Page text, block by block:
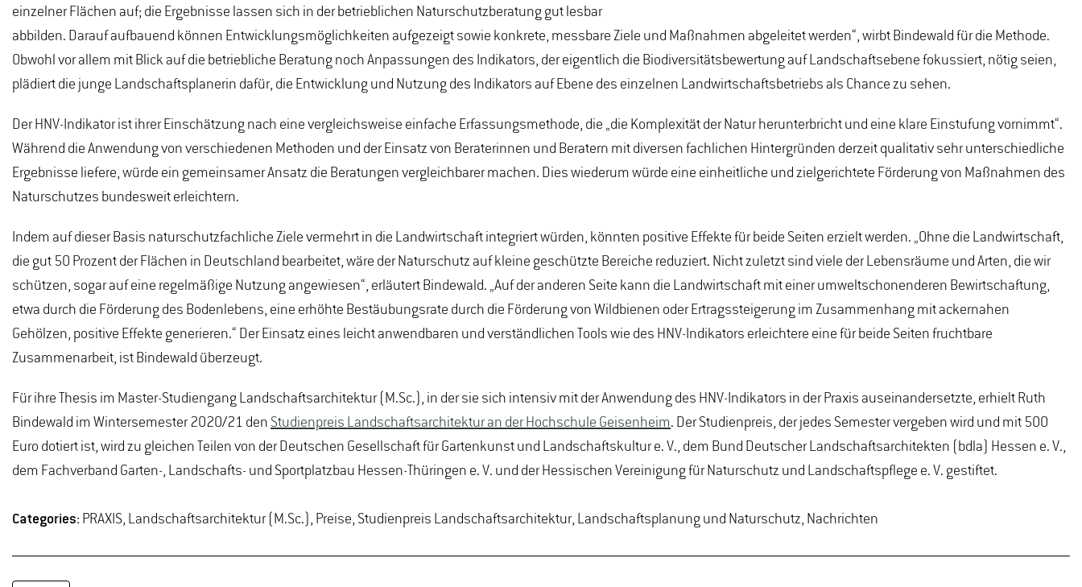
einzelner Flächen auf; die Ergebnisse lassen sich in der betrieblichen Naturschutzberatung gut lesbar
abbilden. Darauf aufbauend können Entwicklungsmöglichkeiten aufgezeigt sowie konkrete, messbare Ziele und Maßnahmen abgeleitet werden“, wirbt Bindewald für die Methode.
Obwohl vor allem mit Blick auf die betriebliche Beratung noch Anpassungen des Indikators, der eigentlich die Biodiversitätsbewertung auf Landschaftsebene fokussiert, nötig seien,
plädiert die junge Landschaftsplanerin dafür, die Entwicklung und Nutzung des Indikators auf Ebene des einzelnen Landwirtschaftsbetriebs als Chance zu sehen.
Der HNV-Indikator ist ihrer Einschätzung nach eine vergleichsweise einfache Erfassungsmethode, die „die Komplexität der Natur herunterbricht und eine klare Einstufung vornimmt“.
Während die Anwendung von verschiedenen Methoden und der Einsatz von Beraterinnen und Beratern mit diversen fachlichen Hintergründen derzeit qualitativ sehr unterschiedliche
Ergebnisse liefere, würde ein gemeinsamer Ansatz die Beratungen vergleichbarer machen. Dies wiederum würde eine einheitliche und zielgerichtete Förderung von Maßnahmen des
Naturschutzes bundesweit erleichtern.
Indem auf dieser Basis naturschutzfachliche Ziele vermehrt in die Landwirtschaft integriert würden, könnten positive Effekte für beide Seiten erzielt werden. „Ohne die Landwirtschaft,
die gut 50 Prozent der Flächen in Deutschland bearbeitet, wäre der Naturschutz auf kleine geschützte Bereiche reduziert. Nicht zuletzt sind viele der Lebensräume und Arten, die wir
schützen, sogar auf eine regelmäßige Nutzung angewiesen“, erläutert Bindewald. „Auf der anderen Seite kann die Landwirtschaft mit einer umweltschonenderen Bewirtschaftung,
etwa durch die Förderung des Bodenlebens, eine erhöhte Bestäubungsrate durch die Förderung von Wildbienen oder Ertragssteigerung im Zusammenhang mit ackernahen
Gehölzen, positive Effekte generieren.“ Der Einsatz eines leicht anwendbaren und verständlichen Tools wie des HNV-Indikators erleichtere eine für beide Seiten fruchtbare
Zusammenarbeit, ist Bindewald überzeugt.
Für ihre Thesis im Master-Studiengang Landschaftsarchitektur (M.Sc.), in der sie sich intensiv mit der Anwendung des HNV-Indikators in der Praxis auseinandersetzte, erhielt Ruth
Bindewald im Wintersemester 2020/21 den Studienpreis Landschaftsarchitektur an der Hochschule Geisenheim. Der Studienpreis, der jedes Semester vergeben wird und mit 500
Euro dotiert ist, wird zu gleichen Teilen von der Deutschen Gesellschaft für Gartenkunst und Landschaftskultur e. V., dem Bund Deutscher Landschaftsarchitekten (bdla) Hessen e. V.,
dem Fachverband Garten-, Landschafts- und Sportplatzbau Hessen-Thüringen e. V. und der Hessischen Vereinigung für Naturschutz und Landschaftspflege e. V. gestiftet.
Categories: PRAXIS, Landschaftsarchitektur (M.Sc.), Preise, Studienpreis Landschaftsarchitektur, Landschaftsplanung und Naturschutz, Nachrichten